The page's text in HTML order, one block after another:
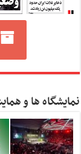
نمایشگاه ها و